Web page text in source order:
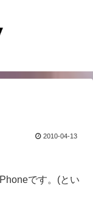
2010-04-13
です。(とい